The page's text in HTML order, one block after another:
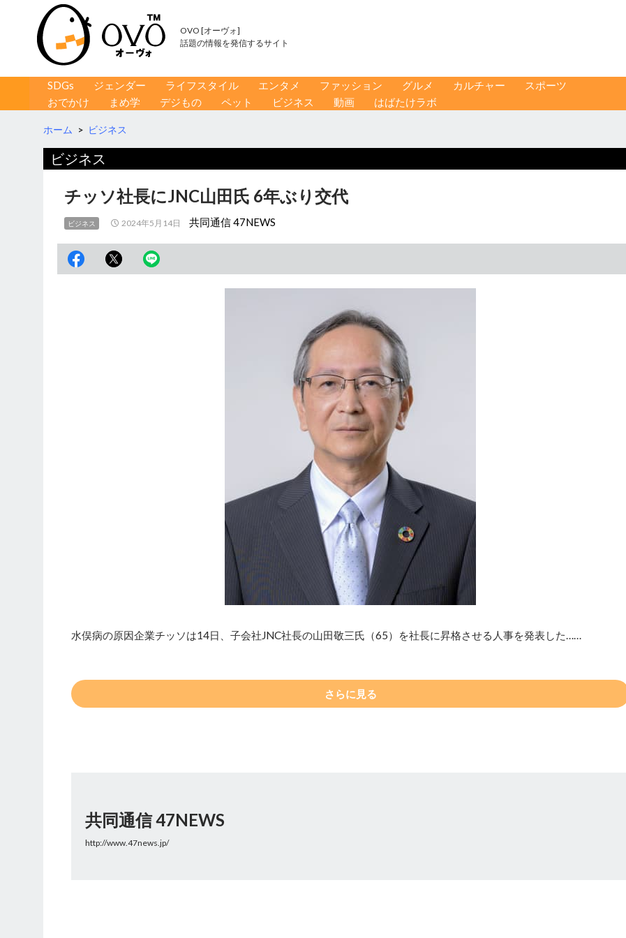
OVO [オーヴォ]
話題の情報を発信するサイト
コンテンツへ移動
SDGs ジェンダー ライフスタイル エンタメ ファッション グルメ カルチャー
スポーツ
おでかけ
まめ学 デジもの ペット ビジネス 動画 はばたけラボ
ホーム > ビジネス
ビジネス
チッソ社長にJNC山田氏 6年ぶり交代
ビジネス 2024年5月14日 共同通信 47NEWS
水俣病の原因企業チッソは14日、子会社JNC社長の山田敬三氏（65）を社長に昇格させる人事を発表した……
さらに見る
共同通信 47NEWS
http://www.47news.jp/